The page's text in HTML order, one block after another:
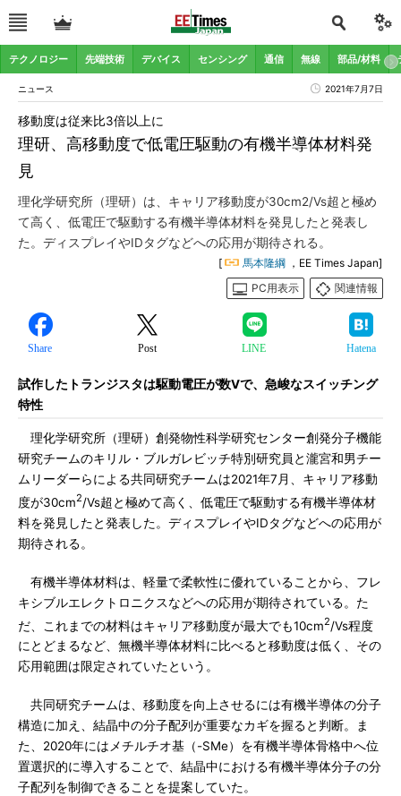
テクノロジー 先端技術 デバイス センシング 通信 無線 部品/材料
ニュース 2021年7月7日
理研、高移動度で低電圧駆動の有機半導体材料発
見
移動度は従来比3倍以上に
理化学研究所（理研）は、キャリア移動度が30cm2/Vs超と極め
て高く、低電圧で駆動する有機半導体材料を発見したと発表し
た。ディスプレイやIDタグなどへの応用が期待される。
[ 馬本隆綱 ，EE Times Japan]
PC用表示
関連情報
Share Post LINE Hatena
試作したトランジスタは駆動電圧が数Vで、急峻なスイッチング
特性
理化学研究所（理研）創発物性科学研究センター創発分子機能
研究チームのキリル・ブルガレビッチ特別研究員と瀧宮和男チー
ムリーダーらによる共同研究チームは2021年7月、キャリア移動
度が30cm2/Vs超と極めて高く、低電圧で駆動する有機半導体材
料を発見したと発表した。ディスプレイやIDタグなどへの応用が
期待される。
有機半導体材料は、軽量で柔軟性に優れていることから、フレ
キシブルエレクトロニクスなどへの応用が期待されている。た
だ、これまでの材料はキャリア移動度が最大でも10cm2/Vs程度
にとどまるなど、無機半導体材料に比べると移動度は低く、その
応用範囲は限定されていたという。
共同研究チームは、移動度を向上させるには有機半導体の分子
構造に加え、結晶中の分子配列が重要なカギを握ると判断。ま
た、2020年にはメチルチオ基（-SMe）を有機半導体骨格中へ位
置選択的に導入することで、結晶中における有機半導体分子の分
子配列を制御できることを提案していた。